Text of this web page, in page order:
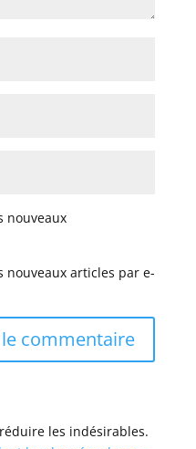
nouveaux
nouveaux articles par e-
les indésirables.